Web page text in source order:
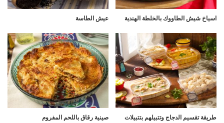
اسياخ شيش الطاووك بالخلطة الهندية عيش الطاسة
طريقة تقسيم الدجاج وتتبيلهم بتتبيلات
صينية رقاق باللحم المفروم